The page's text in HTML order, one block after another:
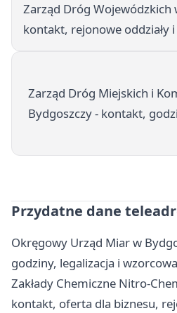
Zarząd Dróg Wojewódzkich
kontakt, rejonowe oddziały i
Zarząd Dróg Miejskich i
Bydgoszczy - kontakt,
Przydatne dane
Okręgowy Urząd Miar w
godziny, legalizacja i
Zakłady Chemiczne Nitro-
kontakt, oferta dla biznesu,